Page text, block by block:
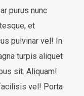
purus nunc
et
pulvinar vel! In
turpis aliquet
sit. Aliquam!
vel! Porta